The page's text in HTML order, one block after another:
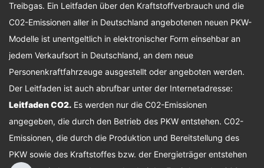
Treibgas. Ein Leitfaden über den Kraftstoffverbrauch und die
C02-Emissionen aller in Deutschland angebotenen neuen PKW-
Modelle ist unentgeltlich in elektronischer Form einsehbar an
jedem Verkaufsort in Deutschland, an dem neue
Personenkraftfahrzeuge ausgestellt oder angeboten werden.
Der Leitfaden ist auch abrufbar unter der Internetadresse:
Leitfaden CO2. Es werden nur die C02-Emissionen
angegeben, die durch den Betrieb des PKW entstehen. C02-
Emissionen, die durch die Produktion und Bereitstellung des
PKW sowie des Kraftstoffes bzw. der Energieträger entstehen